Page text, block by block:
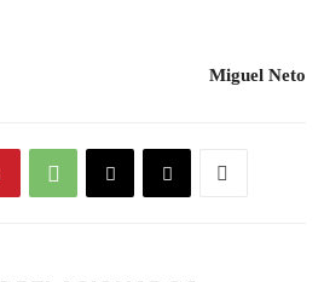
Miguel Neto